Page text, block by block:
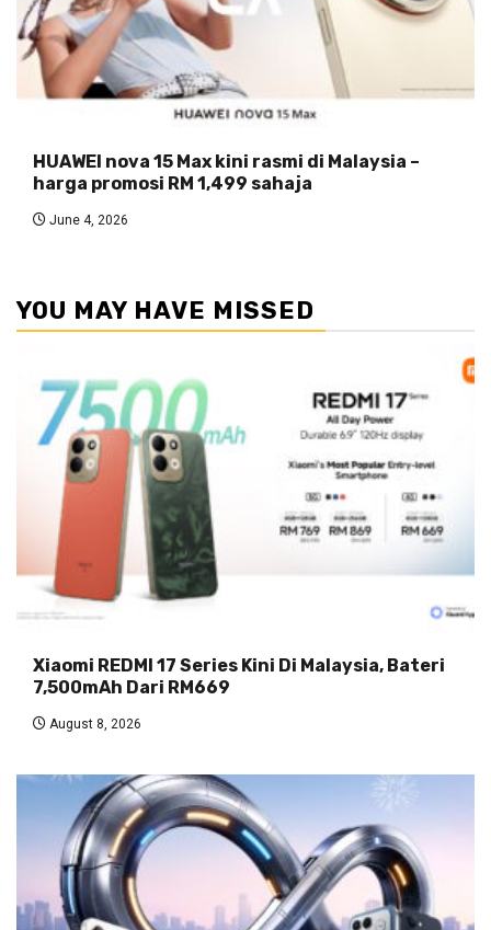
HUAWEI nova 15 Max kini rasmi di Malaysia –
harga promosi RM 1,499 sahaja
June 4, 2026
YOU MAY HAVE MISSED
Xiaomi REDMI 17 Series Kini Di Malaysia, Bateri
7,500mAh Dari RM669
August 8, 2026